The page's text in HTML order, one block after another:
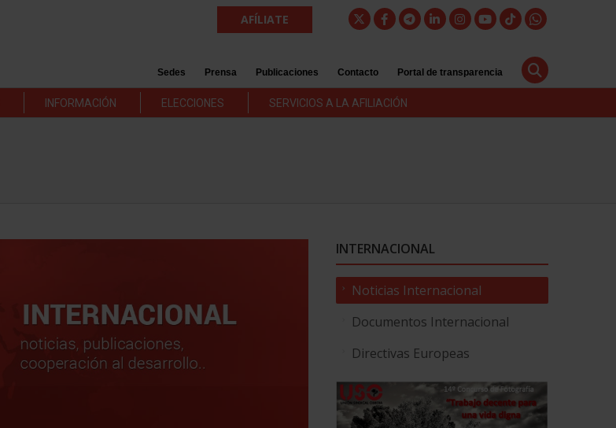
AFÍLIATE
Sedes Prensa Publicaciones Contacto Portal de transparencia
INFORMACIÓN ELECCIONES SERVICIOS A LA AFILIACIÓN
INTERNACIONAL
Noticias Internacional
Documentos Internacional
Directivas Europeas